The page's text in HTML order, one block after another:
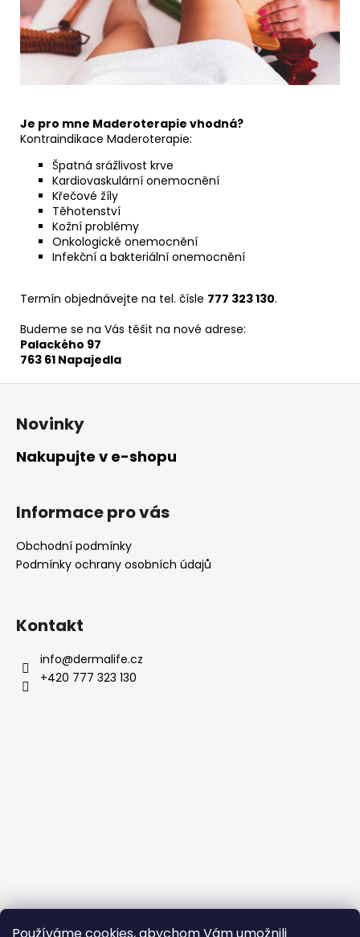
Je pro mne Maderoterapie vhodná?
Kontraindikace Maderoterapie:
Špatná srážlivost krve
Kardiovaskulární onemocnění
Křečové žíly
Těhotenství
Kožní problémy
Onkologické onemocnění
Infekční a bakteriální onemocnění
Termín objednávejte na tel. čísle 777 323 130.
Budeme se na Vás těšit na nové adrese:
Palackého 97
763 61 Napajedla
Novinky
Nakupujte v e-shopu
Informace pro vás
Obchodní podmínky
Podmínky ochrany osobních údajů
Kontakt
info@dermalife.cz
+420 777 323 130